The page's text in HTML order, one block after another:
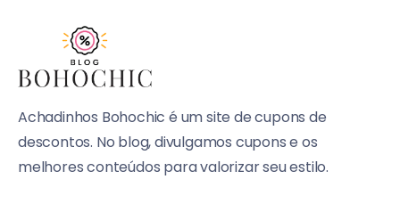
Achadinhos Bohochic é um site de cupons de
descontos. No blog, divulgamos cupons e os
melhores conteúdos para valorizar seu estilo.